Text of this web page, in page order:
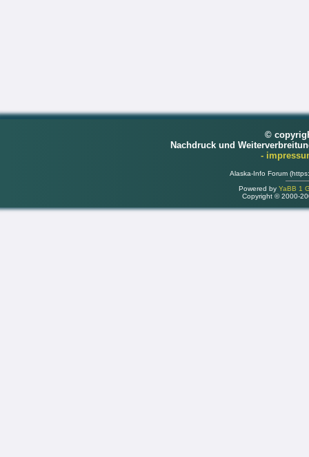
©
Nachdruck und
-
Alaska-Info Forum
Powered by YaBB 1
Copyright © 2000-